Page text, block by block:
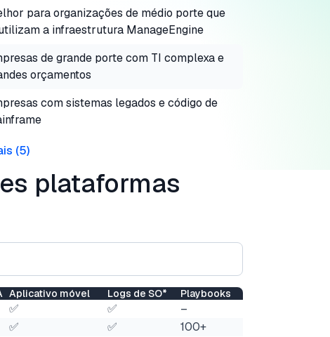
para organizações de médio porte que
a infraestrutura ManageEngine
de grande porte com TI complexa e
orçamentos
com sistemas legados e código de
(5)
plataformas
Aplicativo móvel Logs de SO* Playbooks
✅ ✅
–
✅ ✅
100+